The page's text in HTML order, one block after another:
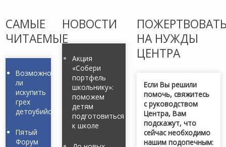
САМЫЕ
ЧИТАЕМЫЕ
Возможно
ли
искупить
грех
детоубийства?
Пятый
Форум
НОВОСТИ
Акция
«Собери
портфель
школьнику»:
поможем
детям
подготовиться
к школе
НА НУЖДЫ
ЦЕНТРА
Если Вы решили
помочь, свяжитесь
с руководством
Центра, Вам
подскажут, что
сейчас необходимо
нашим подопечным: